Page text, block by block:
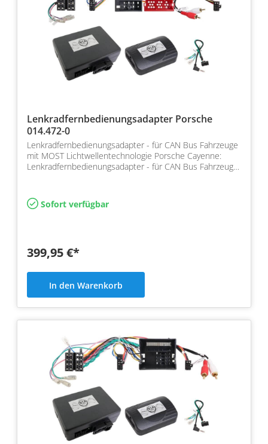
Lenkradfernbedienungsadapter Porsche
014.472-0
Lenkradfernbedienungsadapter - für CAN Bus Fahrzeuge
mit MOST Lichtwellentechnologie Porsche Cayenne:
Lenkradfernbedienungsadapter - für CAN Bus Fahrzeuge
Sofort verfügbar
399,95 €*
In den Warenkorb